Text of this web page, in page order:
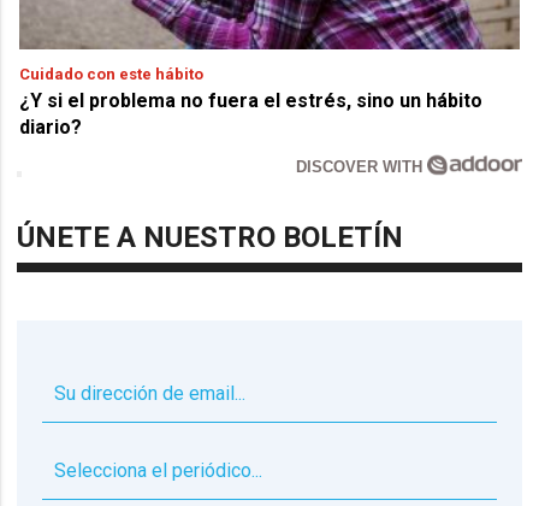
Cuidado con este hábito
¿Y si el problema no fuera el estrés, sino un hábito
diario?
DISCOVER WITH
ÚNETE A NUESTRO BOLETÍN